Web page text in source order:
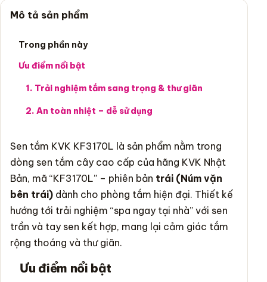
Mô tả sản phẩm
Trong phần này
Ưu điểm nổi bật
1. Trải nghiệm tắm sang trọng & thư giãn
2. An toàn nhiệt – dễ sử dụng
Sen tắm KVK KF3170L là sản phẩm nằm trong
dòng sen tắm cây cao cấp của hãng KVK Nhật
Bản, mã “KF3170L” – phiên bản trái (Núm vặn
bên trái) dành cho phòng tắm hiện đại. Thiết kế
hướng tới trải nghiệm “spa ngay tại nhà” với sen
trần và tay sen kết hợp, mang lại cảm giác tắm
rộng thoáng và thư giãn.
Ưu điểm nổi bật